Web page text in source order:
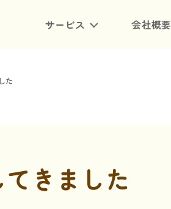
サービス 会社概要
た
きました